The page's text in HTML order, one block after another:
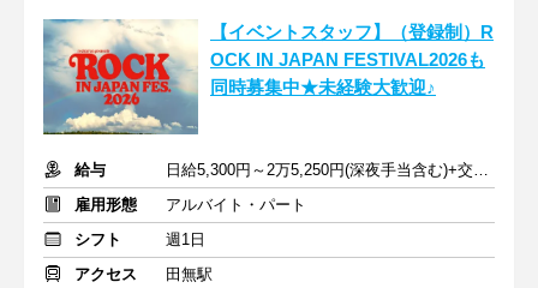
【イベントスタッフ】（登録制）R
OCK IN JAPAN FESTIVAL2026も
同時募集中★未経験大歓迎♪
給与
日給5,300円～2万5,250円(深夜手当含む)+交通費支給
雇用形態
アルバイト・パート
シフト
週1日
アクセス
田無駅